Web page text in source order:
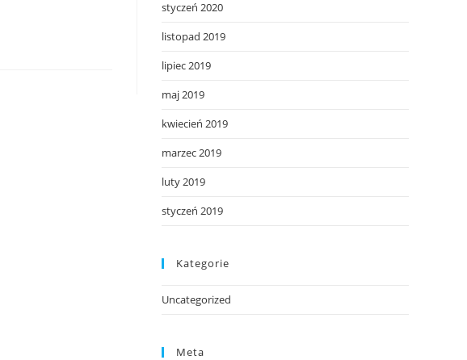
styczeń 2020
listopad 2019
lipiec 2019
maj 2019
kwiecień 2019
marzec 2019
luty 2019
styczeń 2019
Kategorie
Uncategorized
Meta